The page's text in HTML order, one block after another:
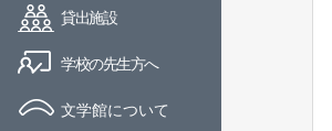
貸出施設
学校の先生方へ
文学館について